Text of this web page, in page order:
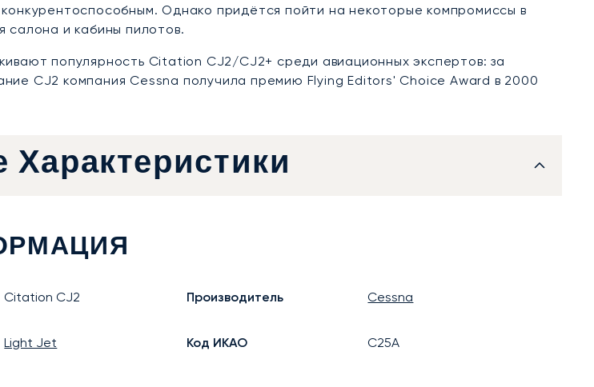
Однако придётся пойти на некоторые компромиссы в
и кабины пилотов.
популярность Citation CJ2/CJ2+ среди авиационных экспертов: за
CJ2 компания Cessna получила премию Flying Editors' Choice Award в 2000
Характеристики
Citation CJ2 Производитель Cessna
Light Jet Код ИКАО C25A